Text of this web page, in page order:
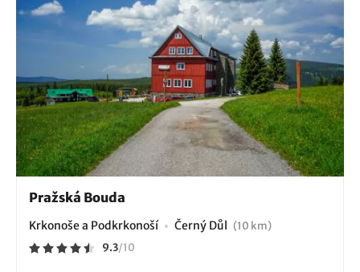
Pražská Bouda
Krkonoše a Podkrkonoší Černý Důl (10 km)
9.3/10